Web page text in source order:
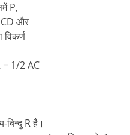
P,
और
= 1/2 AC
बिन्दु R है।